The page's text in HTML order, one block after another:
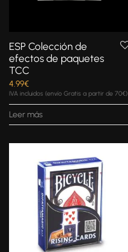
ESP Colección de
efectos de paquetes
TCC
4.99€
IVA incluidos (envío Gratis a partir de 70€)
Leer más